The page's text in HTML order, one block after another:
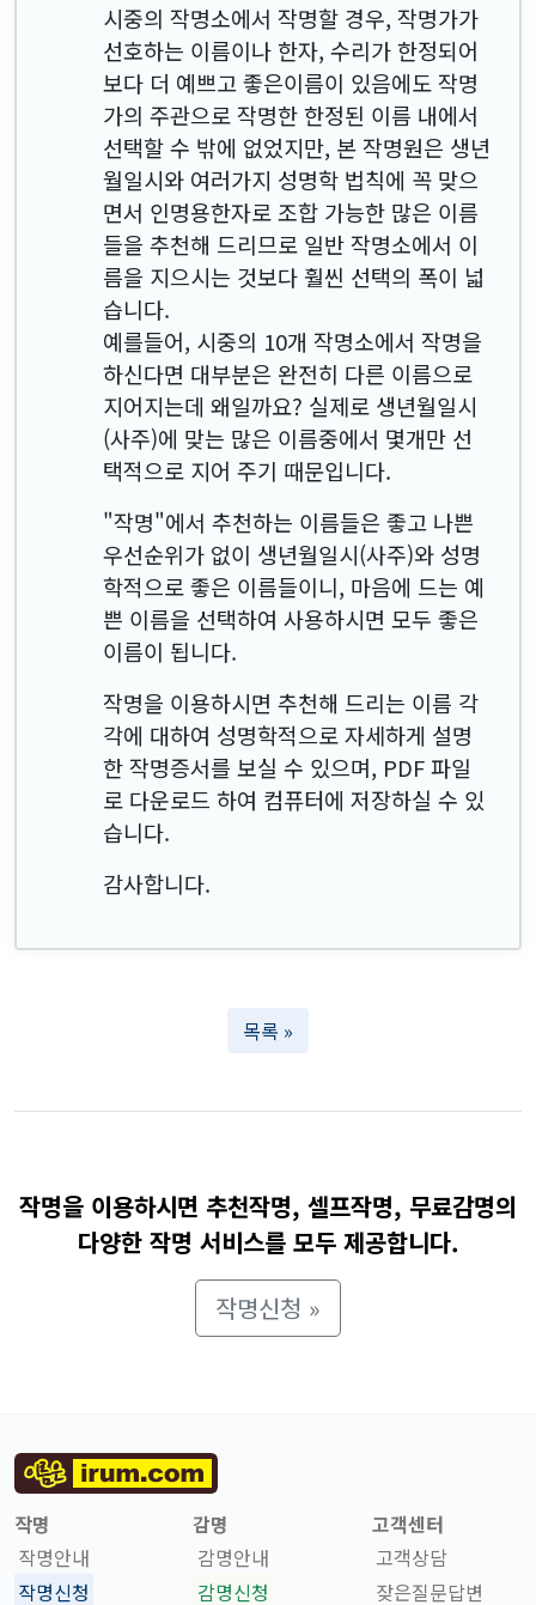
시중의 작명소에서 작명할 경우, 작명가가
선호하는 이름이나 한자, 수리가 한정되어
보다 더 예쁘고 좋은이름이 있음에도 작명
가의 주관으로 작명한 한정된 이름 내에서
선택할 수 밖에 없었지만, 본 작명원은 생년
월일시와 여러가지 성명학 법칙에 꼭 맞으
면서 인명용한자로 조합 가능한 많은 이름
들을 추천해 드리므로 일반 작명소에서 이
름을 지으시는 것보다 훨씬 선택의 폭이 넓
습니다.
예를들어, 시중의 10개 작명소에서 작명을
하신다면 대부분은 완전히 다른 이름으로
지어지는데 왜일까요? 실제로 생년월일시
(사주)에 맞는 많은 이름중에서 몇개만 선
택적으로 지어 주기 때문입니다.
"작명"에서 추천하는 이름들은 좋고 나쁜
우선순위가 없이 생년월일시(사주)와 성명
학적으로 좋은 이름들이니, 마음에 드는 예
쁜 이름을 선택하여 사용하시면 모두 좋은
이름이 됩니다.
작명을 이용하시면 추천해 드리는 이름 각
각에 대하여 성명학적으로 자세하게 설명
한 작명증서를 보실 수 있으며, PDF 파일
로 다운로드 하여 컴퓨터에 저장하실 수 있
습니다.
감사합니다.
목록 »
작명을 이용하시면 추천작명, 셀프작명, 무료감명의
다양한 작명 서비스를 모두 제공합니다.
작명신청 »
작명
작명안내
작명신청
감명
감명안내
감명신청
고객센터
고객상담
잦은질문답변